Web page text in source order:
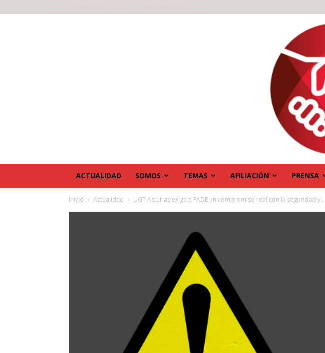
ACTUALIDAD SOMOS TEMAS AFILIACIÓN PRENSA
Inicio Actualidad UGT Asturias exige a FADE un compromiso real con la seguridad y...